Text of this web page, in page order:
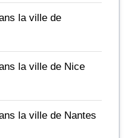
la ville de
la ville de Nice
la ville de Nantes